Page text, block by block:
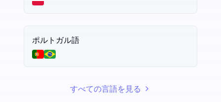
ポルトガル語
すべての言語を見る